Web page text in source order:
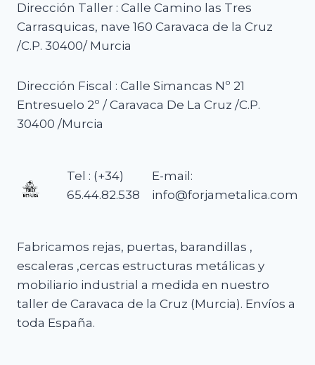
Dirección Taller : Calle Camino las Tres
Carrasquicas, nave 160 Caravaca de la Cruz
/C.P. 30400/ Murcia
Dirección Fiscal : Calle Simancas Nº 21
Entresuelo 2º / Caravaca De La Cruz /C.P.
30400 /Murcia
Tel : (+34)
65.44.82.538
E-mail:
info@forjametalica.com
Fabricamos rejas, puertas, barandillas ,
escaleras ,cercas estructuras metálicas y
mobiliario industrial a medida en nuestro
taller de Caravaca de la Cruz (Murcia). Envíos a
toda España.